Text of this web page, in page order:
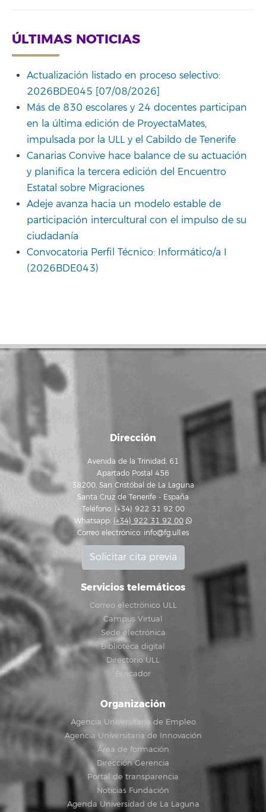
ÚLTIMAS NOTICIAS
Actualización listado en proceso selectivo:
2026BDE045 [07/08/2026]
Más de 830 escolares y 24 docentes participan
en la última edición de ProyectaMates,
impulsada por la ULL y el Cabildo de Tenerife
Canarias Convive hace balance de su actuación
y planifica la tercera edición del Encuentro
Estatal sobre Migraciones
Adeje avanza hacia un modelo estable de
participación intercultural con el impulso de su
ciudadanía
Convocatoria Perfil Técnico: Informático/a I
(2026BDE043)
Dirección
Avenida de la Trinidad, 61
Apartado Postal 456
38200, San Cristóbal de La Laguna
Santa Cruz de Tenerife - España
Teléfono: (+34) 922 31 92 00
Whatsapp: (+34) 922 31 92 00
Correo electrónico: info@fg.ull.es
Solicitar cita previa
Servicios telemáticos
Correo electrónico ULL
Campus Virtual
Sede electrónica
Biblioteca digital
Directorio ULL
Buscador
Organización
Agencia Universitaria de Empleo
Agencia Universitaria de Innovación
Área de formación
Dirección Gerencia
Portal de transparencia
Noticias Fundación
Agenda Universidad de La Laguna